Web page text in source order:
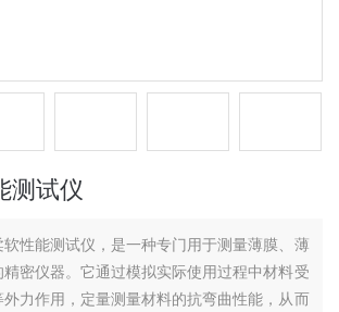
测试仪
软性能测试仪，是一种专门用于测量薄膜、薄
密仪器。它通过模拟实际使用过程中材料受
力作用，定量测量材料的抗弯曲性能，从而